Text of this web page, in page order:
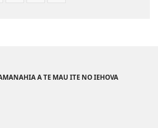
A TE MAU ITE NO IEHOVA